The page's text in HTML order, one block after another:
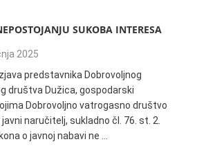
SUKOBA INTERESA
2025
predstavnika Dobrovoljnog
društva Dužica, gospodarski
Dobrovoljno vatrogasno društvo
javni naručitelj, sukladno čl. 76. st. 2.
o javnoj nabavi ne …